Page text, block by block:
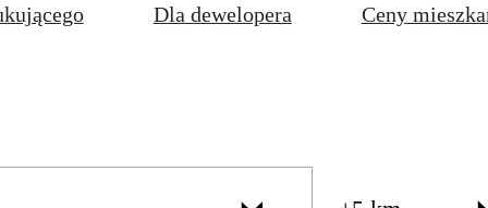
Dla dewelopera Ceny